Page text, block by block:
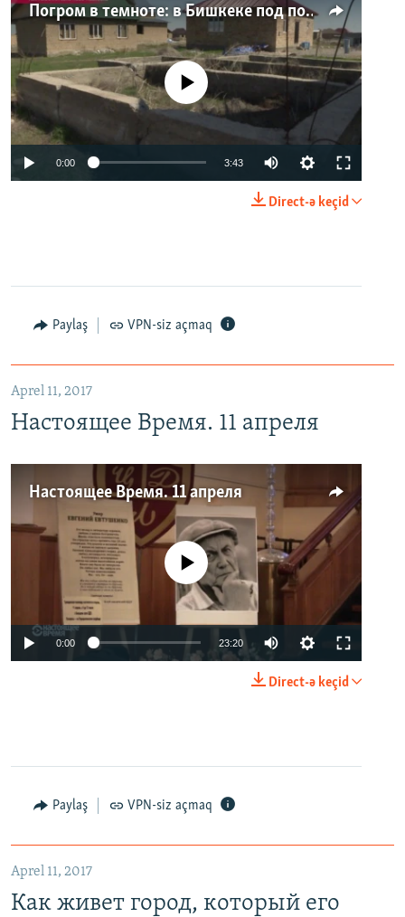
Погром в темноте: в Бишкеке под покровом ночи неизвестные на тракторе снесли три десятка частных домов
No media source currently available
0:00 3:43
Direct-ə keçid
Paylaş VPN-siz açmaq
Aprel 11, 2017
Настоящее Время. 11 апреля
Настоящее Время. 11 апреля
No media source currently available
0:00 23:20
Direct-ə keçid
Paylaş VPN-siz açmaq
Aprel 11, 2017
Как живет город, который его